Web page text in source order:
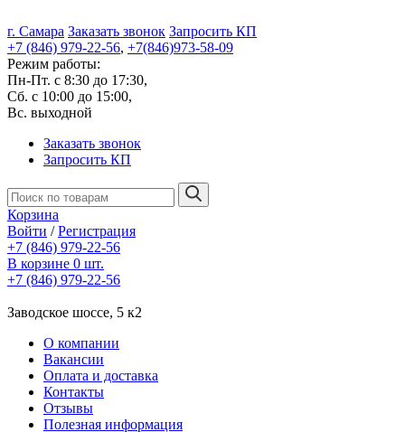
г. Самара Заказать звонок Запросить КП
+7 (846) 979-22-56, +7(846)973-58-09
Режим работы:
Пн-Пт. с 8:30 до 17:30,
Сб. с 10:00 до 15:00,
Вс. выходной
Заказать звонок
Запросить КП
Корзина
Войти /Регистрация
+7 (846) 979-22-56
В корзине 0 шт.
+7 (846) 979-22-56
Заводское шоссе, 5 к2
О компании
Вакансии
Оплата и доставка
Контакты
Отзывы
Полезная информация